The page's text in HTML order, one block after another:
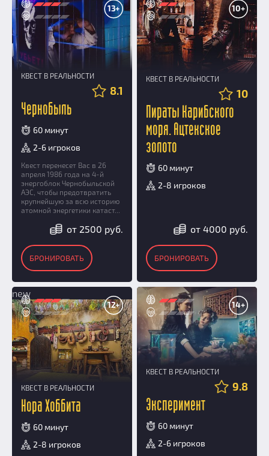
13+
КВЕСТ В РЕАЛЬНОСТИ
8.1
Чернобыль
60 минут
2-6 игроков
Квест перенесет Вас в 26
апреля 1986 года на 4-й
энергоблок Чернобыльской
АЭС, чтобы предотвратить
крупнейшую за всю историю
атомной энергетики катаст...
от 2500 руб.
БРОНИРОВАТЬ
10+
КВЕСТ В РЕАЛЬНОСТИ
10
Пираты Карибского
моря. Ацтекское
золото
60 минут
2-8 игроков
от 4000 руб.
БРОНИРОВАТЬ
12+
new
КВЕСТ В РЕАЛЬНОСТИ
Нора Хоббита
60 минут
2-8 игроков
14+
КВЕСТ В РЕАЛЬНОСТИ
9.8
Эксперимент
60 минут
2-6 игроков